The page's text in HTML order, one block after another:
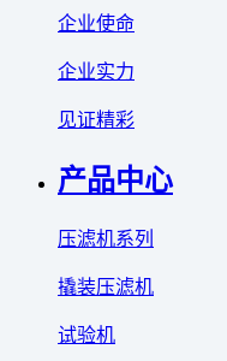
企业使命
企业实力
见证精彩
产品中心
压滤机系列
撬装压滤机
试验机